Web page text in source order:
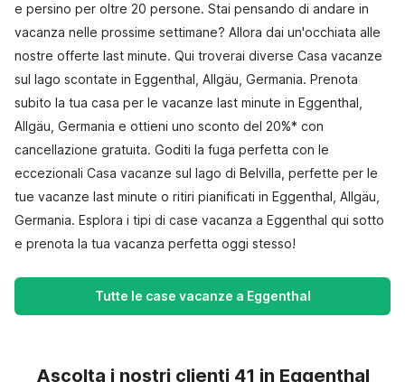
e persino per oltre 20 persone. Stai pensando di andare in
vacanza nelle prossime settimane? Allora dai un'occhiata alle
nostre offerte last minute. Qui troverai diverse Casa vacanze
sul lago scontate in Eggenthal, Allgäu, Germania. Prenota
subito la tua casa per le vacanze last minute in Eggenthal,
Allgäu, Germania e ottieni uno sconto del 20%* con
cancellazione gratuita. Goditi la fuga perfetta con le
eccezionali Casa vacanze sul lago di Belvilla, perfette per le
tue vacanze last minute o ritiri pianificati in Eggenthal, Allgäu,
Germania. Esplora i tipi di case vacanza a Eggenthal qui sotto
e prenota la tua vacanza perfetta oggi stesso!
Tutte le case vacanze a Eggenthal
Ascolta i nostri clienti 41 in Eggenthal